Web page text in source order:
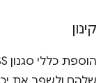
קינון